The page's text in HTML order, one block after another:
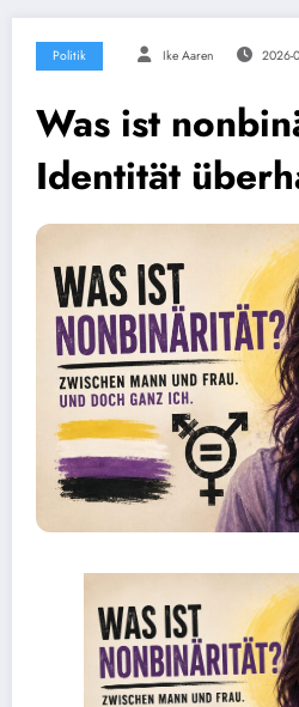
Politik Ike Aaren 2026-
Was ist
Identität